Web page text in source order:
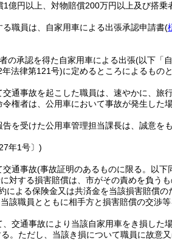
1億円以上、対物賠償200万円以上及び搭乗
職員は、自家用車による出張承認申請書(
の承認を得た自家用車による出張(以下「
年法律第121号)に定めるところによるものと
通事故を起こした職員は、速やかに、旅
権者は、公用車において事故が発生し
を受けた公用車管理担当課長は、誠意
年1号〕)
交通事故(事故証明のあるものに限る。以下
する損害賠償は、市がその責めを負うも
による保険金又は共済金を当該損害賠償の
職員とともに相手方と損害賠償の交渉等
交通事故により当該自家用車をき損し
。 ただし、当該き損について職員に故意